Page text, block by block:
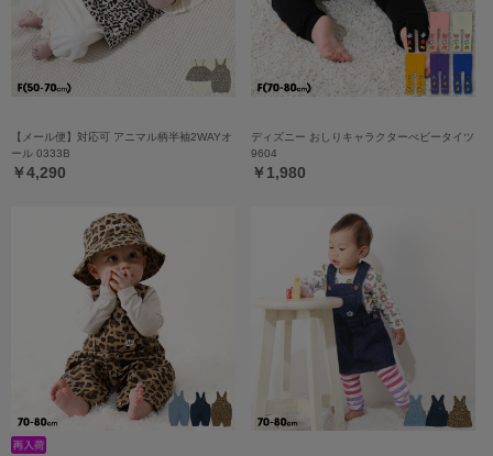
【メール便】対応可 アニマル柄半袖2WAYオ
ール 0333B
￥4,290
ディズニー おしりキャラクターべビータイツ
9604
￥1,980